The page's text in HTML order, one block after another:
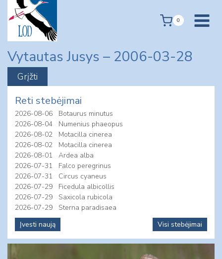
content
0
Vytautas Jusys – 2006-03-28
Reti stebėjimai
2026-08-06
Botaurus minutus
2026-08-04
Numenius phaeopus
2026-08-02
Motacilla cinerea
2026-08-02
Motacilla cinerea
2026-08-01
Ardea alba
2026-07-31
Falco peregrinus
2026-07-31
Circus cyaneus
2026-07-29
Ficedula albicollis
2026-07-29
Saxicola rubicola
2026-07-29
Sterna paradisaea
Įvesti naują
Visi stebėjimai